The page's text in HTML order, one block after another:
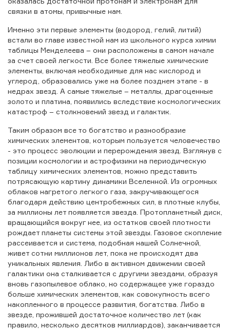
связки в атомы, привычные нам.
Именно эти первые элементы (водород, гелий, литий)
встали во главе известной нам из школьного курса химии
таблицы Менделеева – они расположены в самом начале
за счет своей легкости. Все более тяжелые химические
элементы, включая необходимые для нас кислород и
углерод, образовались уже на более позднем этапе - в
недрах звезд. А самые тяжелые – металлы, драгоценные
золото и платина, появились вследствие космологических
катастроф – столкновений звезд и галактик.
Таким образом все то богатство и разнообразие
химических элементов, которым пользуется человечество
- это процесс эволюции и перерождения звезд. Взглянув с
позиции космологии и астрофизики на периодическую
таблицу химических элементов, можно представить
потрясающую картину динамики Вселенной. Из огромных
облаков нагретого легкого газа, закручивающегося
благодаря действию центробежных сил, в плотные клубы,
за миллионы лет появляется звезда. Протопланетный диск,
вращающийся вокруг нее, из остатков своей плотности
рождает планеты системы этой звезды. Газовое скопление
рассеивается и система, подобная нашей Солнечной,
живет сотни миллионов лет, пока не происходят два
уникальных явления. Либо в активном движении своей
галактики она сталкивается с другими звездами, образуя
вновь газопылевое облако, но содержащее уже гораздо
больше химических элементов, как совокупность всего
накопленного в процессе развития, богатства. Либо в
звезде, прожившей достаточное количество лет (как
правило, несколько десятков миллиардов), заканчивается